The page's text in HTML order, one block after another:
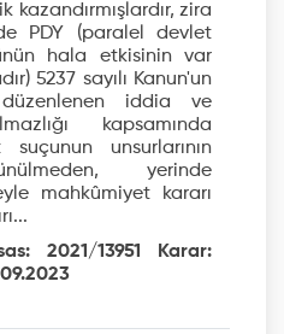
kazandırmışlardır, zira
PDY (paralel devlet
hala etkisinin var
5237 sayılı Kanun'un
iddia ve
kapsamında
unsurlarının
yerinde
mahkûmiyet kararı
2021/13951 Karar: